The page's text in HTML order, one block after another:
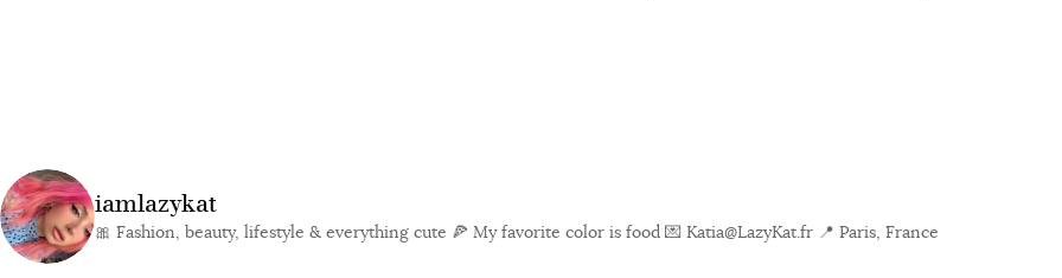
iamlazykat
🎀 Fashion, beauty, lifestyle & everything cute 🍕 My favorite color is food 💌 Katia@LazyKat.fr 📍 Paris, France